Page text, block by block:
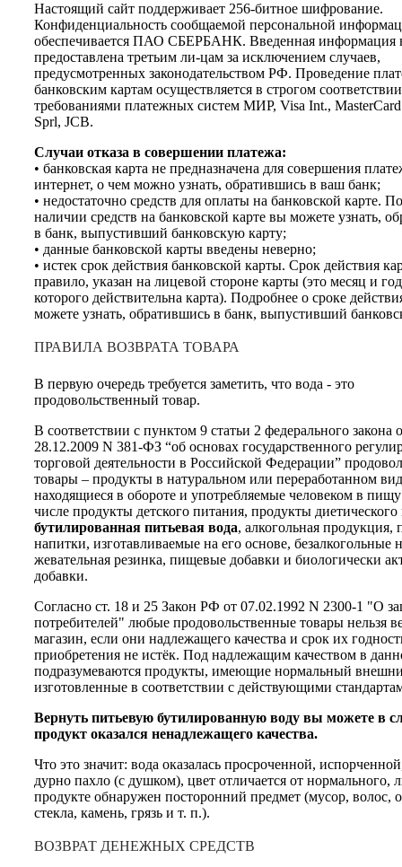
Настоящий сайт поддерживает 256-битное шифрование.
Конфиденциальность сообщаемой персональной
обеспечивается ПАО СБЕРБАНК. Введенная информация
предоставлена третьим ли-цам за исключением случаев,
предусмотренных законодательством РФ. Проведение
банковским картам осуществляется в строгом
требованиями платежных систем МИР, Visa Int.,
Sprl, JCB.
Случаи отказа в совершении платежа:
• банковская карта не предназначена для совершения
интернет, о чем можно узнать, обратившись в ваш банк;
• недостаточно средств для оплаты на банковской карте.
наличии средств на банковской карте вы можете узнать,
в банк, выпустивший банковскую карту;
• данные банковской карты введены неверно;
• истек срок действия банковской карты. Срок действия
правило, указан на лицевой стороне карты (это месяц и
которого действительна карта). Подробнее о сроке
можете узнать, обратившись в банк, выпустивший
ПРАВИЛА ВОЗВРАТА ТОВАРА
В первую очередь требуется заметить, что вода - это
продовольственный товар.
В соответствии с пунктом 9 статьи 2 федерального закона
28.12.2009 N 381-ФЗ “об основах государственного
торговой деятельности в Российской Федерации”
товары – продукты в натуральном или переработанном
находящиеся в обороте и употребляемые человеком в
числе продукты детского питания, продукты
бутилированная питьевая вода, алкогольная продукция,
напитки, изготавливаемые на его основе, безалкогольные
жевательная резинка, пищевые добавки и биологически
добавки.
Согласно ст. 18 и 25 Закон РФ от 07.02.1992 N 2300-1 "О
потребителей" любые продовольственные товары нельзя
магазин, если они надлежащего качества и срок их
приобретения не истёк. Под надлежащим качеством в
подразумеваются продукты, имеющие нормальный
изготовленные в соответствии с действующими
Вернуть питьевую бутилированную воду вы можете в
продукт оказался ненадлежащего качества.
Что это значит: вода оказалась просроченной,
дурно пахло (с душком), цвет отличается от нормального,
продукте обнаружен посторонний предмет (мусор, волос,
стекла, камень, грязь и т. п.).
ВОЗВРАТ ДЕНЕЖНЫХ СРЕДСТВ